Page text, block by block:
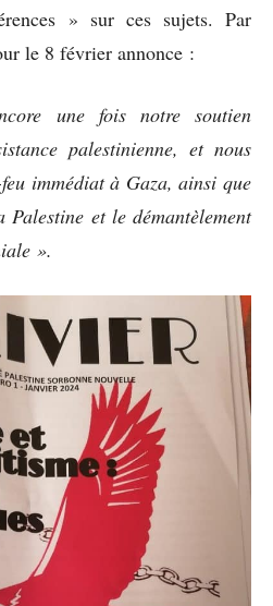
» sur ces sujets. Par
le 8 février annonce :
une fois notre soutien
palestinienne, et nous
immédiat à Gaza, ainsi que
et le démantèlement
».